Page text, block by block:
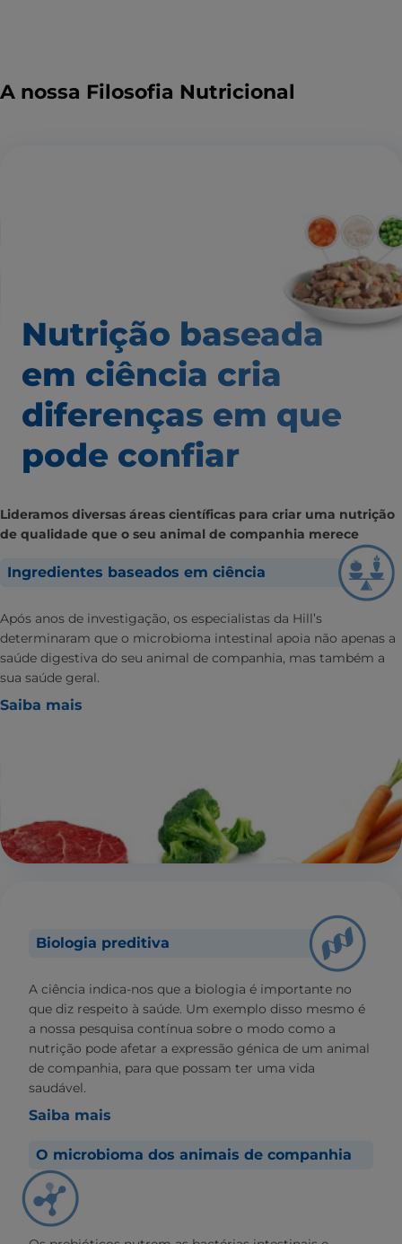
A nossa Filosofia Nutricional
Nutrição baseada
em ciência cria
diferenças em que
pode confiar
Lideramos diversas áreas científicas para criar uma nutrição
de qualidade que o seu animal de companhia merece
Ingredientes baseados em ciência
Após anos de investigação, os especialistas da Hill’s
determinaram que o microbioma intestinal apoia não apenas a
saúde digestiva do seu animal de companhia, mas também a
sua saúde geral.
Saiba mais
Biologia preditiva
A ciência indica-nos que a biologia é importante no
que diz respeito à saúde. Um exemplo disso mesmo é
a nossa pesquisa contínua sobre o modo como a
nutrição pode afetar a expressão génica de um animal
de companhia, para que possam ter uma vida
saudável.
Saiba mais
O microbioma dos animais de companhia